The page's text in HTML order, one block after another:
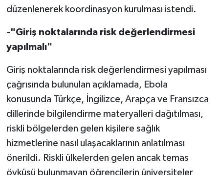
düzenlenerek koordinasyon kurulması istendi.
-"Giriş noktalarında risk değerlendirmesi
yapılmalı"
Giriş noktalarında risk değerlendirmesi yapılması
çağrısında bulunulan açıklamada, Ebola
konusunda Türkçe, İngilizce, Arapça ve Fransızca
dillerinde bilgilendirme materyalleri dağıtılması,
riskli bölgelerden gelen kişilere sağlık
hizmetlerine nasıl ulaşacaklarının anlatılması
önerildi. Riskli ülkelerden gelen ancak temas
öyküsü bulunmayan öğrencilerin üniversiteler